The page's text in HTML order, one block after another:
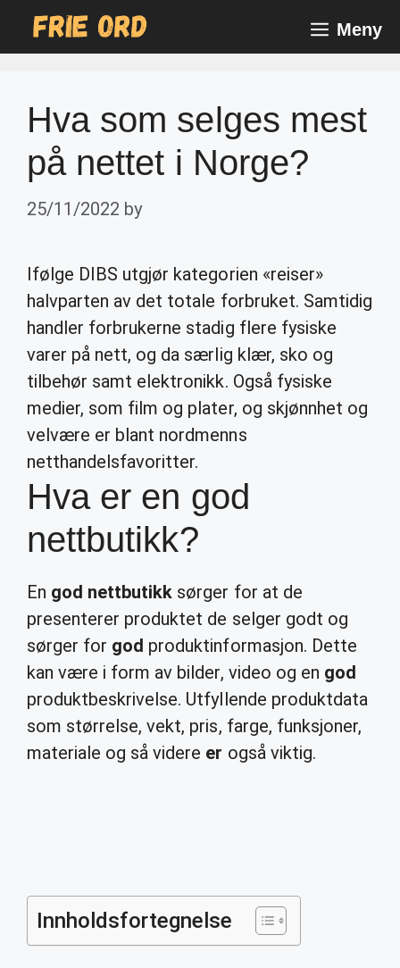
Meny
Hva som selges mest
på nettet i Norge?
25/11/2022 by
Ifølge DIBS utgjør kategorien «reiser»
halvparten av det totale forbruket. Samtidig
handler forbrukerne stadig flere fysiske
varer på nett, og da særlig klær, sko og
tilbehør samt elektronikk. Også fysiske
medier, som film og plater, og skjønnhet og
velvære er blant nordmenns
netthandelsfavoritter.
Hva er en god
nettbutikk?
En god nettbutikk sørger for at de
presenterer produktet de selger godt og
sørger for god produktinformasjon. Dette
kan være i form av bilder, video og en god
produktbeskrivelse. Utfyllende produktdata
som størrelse, vekt, pris, farge, funksjoner,
materiale og så videre er også viktig.
Innholdsfortegnelse